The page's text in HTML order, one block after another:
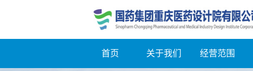
首页 关于我们 经营范围